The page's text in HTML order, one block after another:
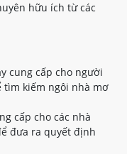
hữu ích từ các
cung cấp cho người
kiếm ngôi nhà mơ
cấp cho các nhà
đưa ra quyết định